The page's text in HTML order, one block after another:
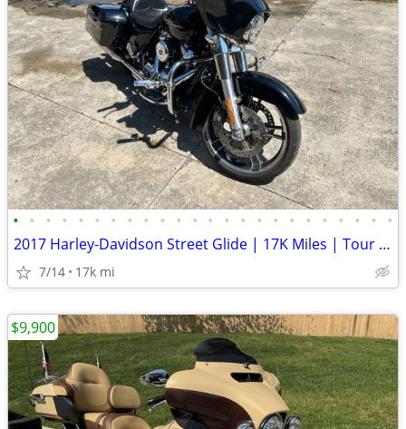
• • • • • • • • • • • • • • • • • • • • • • • •
2017 Harley-Davidson Street Glide | 17K Miles | Tour Pack | Legend Sus
7/14 17k mi
$9,900